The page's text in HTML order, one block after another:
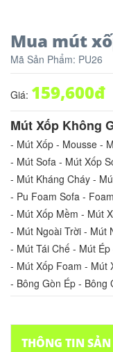
Mua mút
Mã Sản Phẩm: PU26
Giá: 159,600đ
Mút Xốp Không
- Mút Xốp - Mousse -
- Mút Sofa - Mút Xốp
- Mút Kháng Cháy -
- Pu Foam Sofa -
- Mút Xốp Mềm - Mút
- Mút Ngoài Trời - Mút
- Mút Tái Chế - Mút
- Mút Xốp Foam - Mút
- Bông Gòn Ép - Bông
THÔNG TIN